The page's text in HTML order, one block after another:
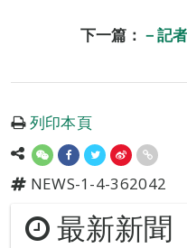
下一篇： －記
列印本頁
NEWS-1-4-362042
最新新聞